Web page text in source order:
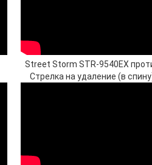
Street Storm STR-9540EX
Стрелка на удаление (в